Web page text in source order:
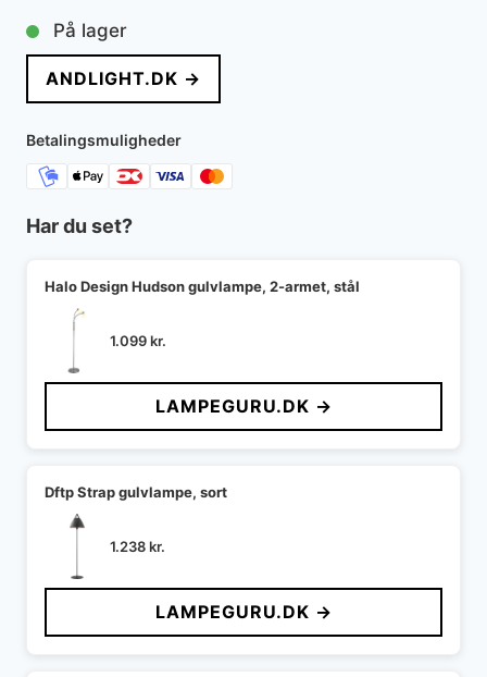
På lager
ANDLIGHT.DK →
Betalingsmuligheder
Har du set?
Halo Design Hudson gulvlampe, 2-armet, stål
1.099kr.
LAMPEGURU.DK →
Dftp Strap gulvlampe, sort
1.238kr.
LAMPEGURU.DK →